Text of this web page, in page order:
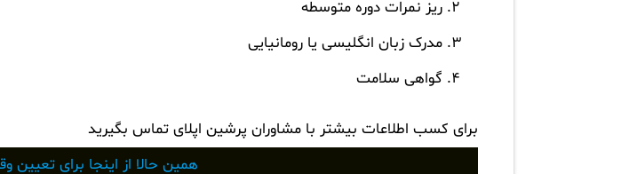
ریز نمرات دوره متوسطه
مدرک زبان انگلیسی یا رومانیایی
گواهی سلامت
برای کسب اطلاعات بیشتر با مشاوران پرشین اپلای تماس بگیرید
همین حالا از اینجا برای تعیین